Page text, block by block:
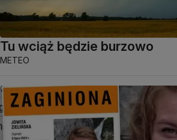
Tu wciąż będzie burzowo
METEO